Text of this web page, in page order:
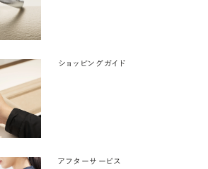
ショッピングガイド
アフターサービス